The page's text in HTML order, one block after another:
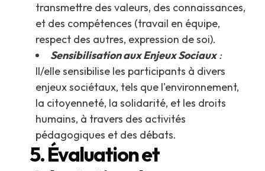
transmettre des valeurs, des connaissances,
et des compétences (travail en équipe,
respect des autres, expression de soi).
Sensibilisation aux Enjeux Sociaux:
Il/elle sensibilise les participants à divers
enjeux sociétaux, tels que l'environnement,
la citoyenneté, la solidarité, et les droits
humains, à travers des activités
pédagogiques et des débats.
5. Évaluation et